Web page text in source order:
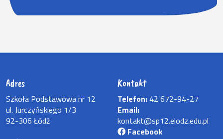
Adres
Szkoła Podstawowa nr 12
ul. Jurczyńskiego 1/3
92-306 Łódź
Kontakt
Telefon: 42 672-94-27
Email:
kontakt@sp12.elodz.edu.pl
Facebook